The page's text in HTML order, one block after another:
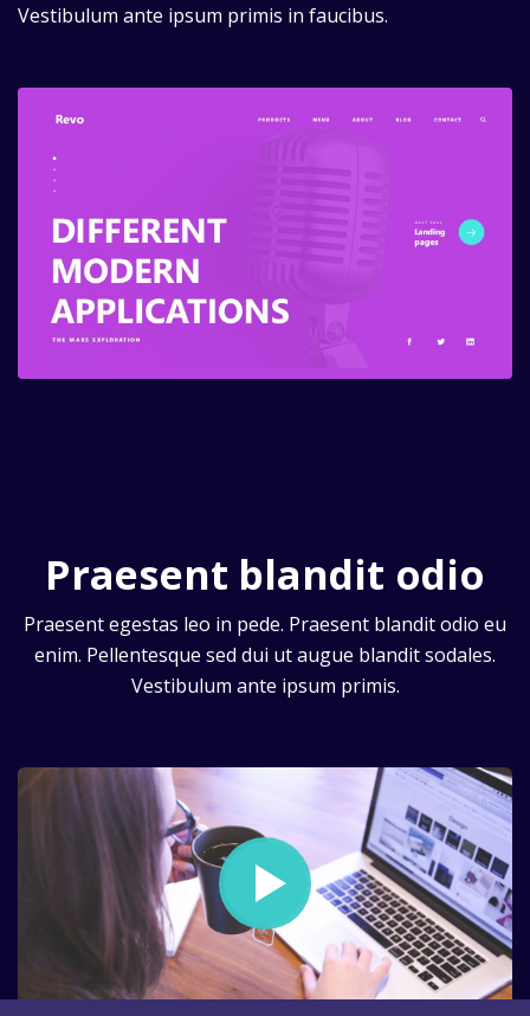
Vestibulum ante ipsum primis in faucibus.
Praesent blandit odio
Praesent egestas leo in pede. Praesent blandit odio eu
enim. Pellentesque sed dui ut augue blandit sodales.
Vestibulum ante ipsum primis.